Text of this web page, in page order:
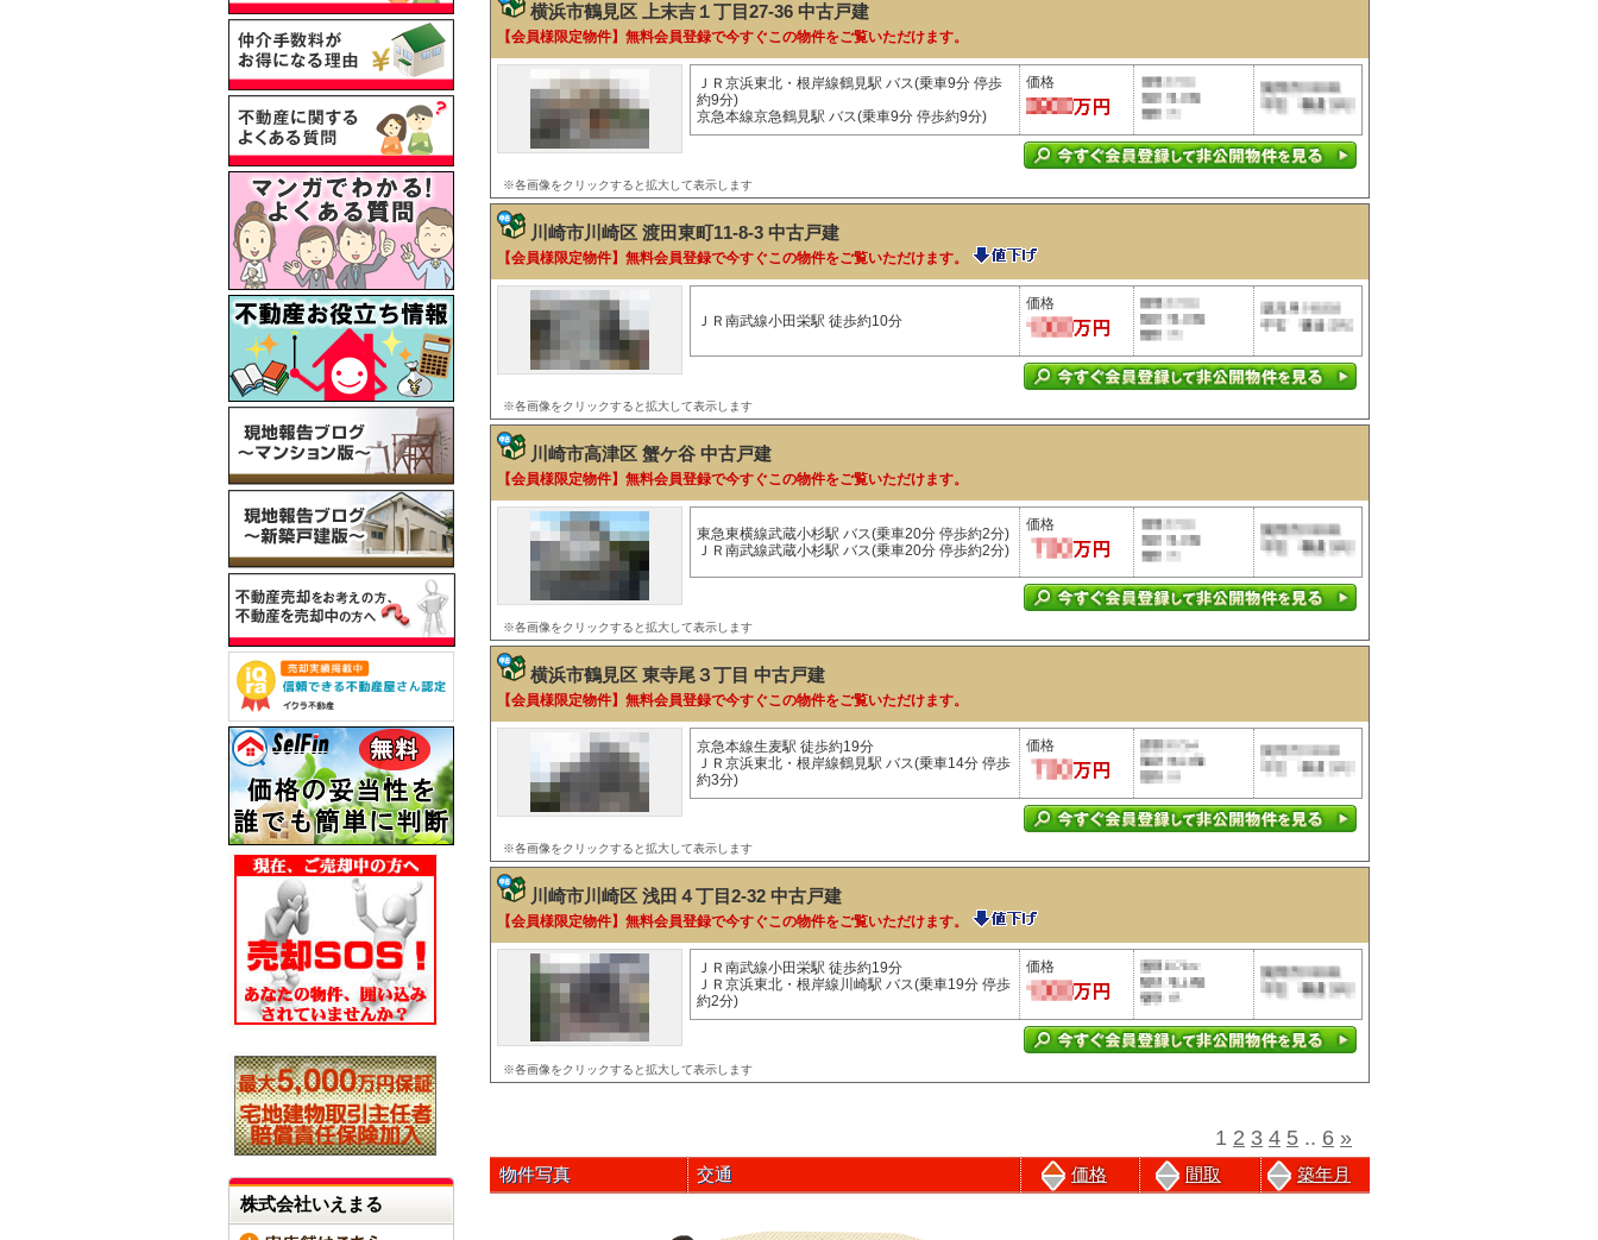
横浜市鶴見区 上末吉１丁目27-36 中古戸建
【会員様限定物件】無料会員登録で今すぐこの物件をご覧いただけます。
ＪＲ京浜東北・根岸線鶴見駅 バス(乗車9分 停歩
約9分)
京急本線京急鶴見駅 バス(乗車9分 停歩約9分)
価格
※各画像をクリックすると拡大して表示します
川崎市川崎区 渡田東町11-8-3 中古戸建
【会員様限定物件】無料会員登録で今すぐこの物件をご覧いただけます。
ＪＲ南武線小田栄駅 徒歩約10分
価格
※各画像をクリックすると拡大して表示します
川崎市高津区 蟹ケ谷 中古戸建
【会員様限定物件】無料会員登録で今すぐこの物件をご覧いただけます。
東急東横線武蔵小杉駅 バス(乗車20分 停歩約2分)
ＪＲ南武線武蔵小杉駅 バス(乗車20分 停歩約2分)
価格
※各画像をクリックすると拡大して表示します
横浜市鶴見区 東寺尾３丁目 中古戸建
【会員様限定物件】無料会員登録で今すぐこの物件をご覧いただけます。
京急本線生麦駅 徒歩約19分
ＪＲ京浜東北・根岸線鶴見駅 バス(乗車14分 停歩
約3分)
価格
※各画像をクリックすると拡大して表示します
川崎市川崎区 浅田４丁目2-32 中古戸建
【会員様限定物件】無料会員登録で今すぐこの物件をご覧いただけます。
ＪＲ南武線小田栄駅 徒歩約19分
ＪＲ京浜東北・根岸線川崎駅 バス(乗車19分 停歩
約2分)
価格
※各画像をクリックすると拡大して表示します
物件写真 交通 価格 間取 築年月
1 2 3 4 5 .. 6 »
前のページにもどる
株式会社いえまる